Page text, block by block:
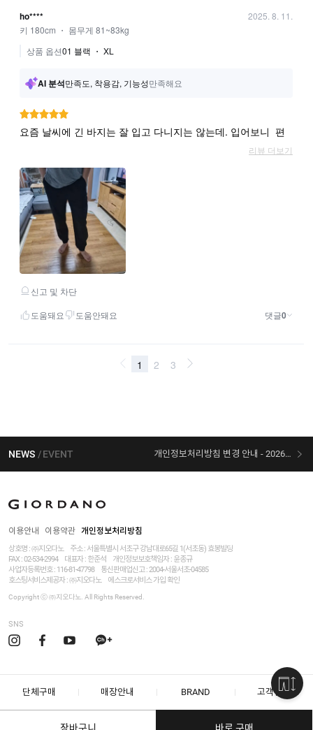
NEWS EVENT 개인정보처리방침 변경 안내 - 2026/07/30 시행
이용안내 이용약관 개인정보처리방침
상호명 : ㈜지오다노
주소 : 서울특별시 서초구 강남대로65길 1(서초동) 효봉빌딩
FAX : 02-534-2994
대표자 : 한준석 개인정보보호책임자 : 윤종규
사업자등록번호 : 116-81-47798
통신판매업신고 : 2004-서울서초-04585
호스팅서비스제공자 : ㈜지오다노
에스크로서비스 가입 확인
Copyright ⓒ ㈜지오다노. All Rights Reserved.
SNS
단체구매 매장안내 BRAND 고객센터